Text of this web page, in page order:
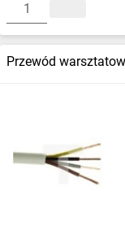
Przewód